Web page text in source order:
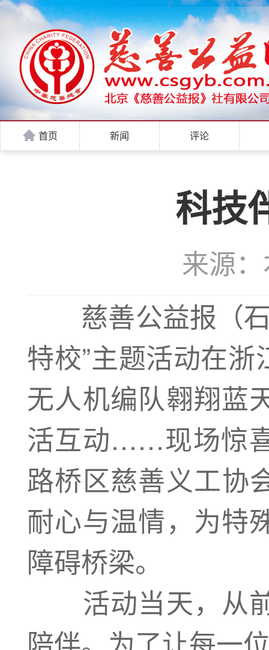
首页 新闻 评论
科技
来源
慈善公益报（石
特校”主题活动在
无人机编队翱翔蓝
活互动……现场惊
路桥区慈善义工
耐心与温情，为特
障碍桥梁。
活动当天，从前